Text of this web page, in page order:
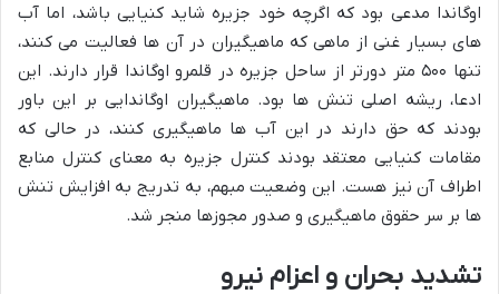
اوگاندا مدعی بود که اگرچه خود جزیره شاید کنیایی باشد، اما آب
های بسیار غنی از ماهی که ماهیگیران در آن ها فعالیت می کنند،
تنها ۵۰۰ متر دورتر از ساحل جزیره در قلمرو اوگاندا قرار دارند. این
ادعا، ریشه اصلی تنش ها بود. ماهیگیران اوگاندایی بر این باور
بودند که حق دارند در این آب ها ماهیگیری کنند، در حالی که
مقامات کنیایی معتقد بودند کنترل جزیره به معنای کنترل منابع
اطراف آن نیز هست. این وضعیت مبهم، به تدریج به افزایش تنش
ها بر سر حقوق ماهیگیری و صدور مجوزها منجر شد.
تشدید بحران و اعزام نیرو